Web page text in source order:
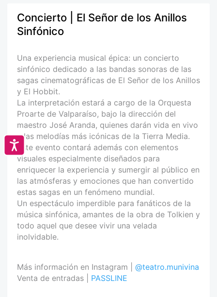
Accesibilidad
Concierto | El Señor de los Anillos
Sinfónico
Una experiencia musical épica: un concierto
sinfónico dedicado a las bandas sonoras de las
sagas cinematográficas de El Señor de los Anillos
y El Hobbit.
La interpretación estará a cargo de la Orquesta
Proarte de Valparaíso, bajo la dirección del
maestro José Aranda, quienes darán vida en vivo
a las melodías más icónicas de la Tierra Media.
Este evento contará además con elementos
visuales especialmente diseñados para
enriquecer la experiencia y sumergir al público en
las atmósferas y emociones que han convertido
estas sagas en un fenómeno mundial.
Un espectáculo imperdible para fanáticos de la
música sinfónica, amantes de la obra de Tolkien y
todo aquel que desee vivir una velada
inolvidable.
Más información en Instagram | @teatro.munivina
Venta de entradas | PASSLINE